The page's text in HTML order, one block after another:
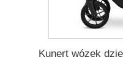
Kunert wózek